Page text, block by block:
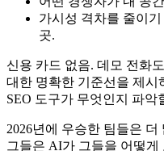
가시성 격차를 줄이
곳.
신용 카드 없음. 데모 전화
대한 명확한 기준선을 제시
SEO 도구가 무엇인지 파악
2026년에 우승한 팀들은
그들은 AI가 그들을 어떻